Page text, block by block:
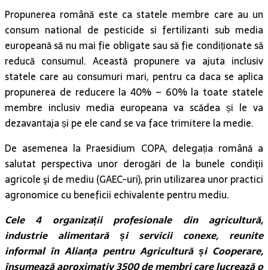
Propunerea română este ca statele membre care au un
consum national de pesticide si fertilizanti sub media
europeană să nu mai fie obligate sau să fie condiționate să
reducă consumul. Această propunere va ajuta inclusiv
statele care au consumuri mari, pentru ca daca se aplica
propunerea de reducere la 40% – 60% la toate statele
membre inclusiv media europeana va scădea și le va
dezavantaja și pe ele cand se va face trimitere la medie.
De asemenea la Praesidium COPA, delegația română a
salutat perspectiva unor derogări de la bunele condiţii
agricole şi de mediu (GAEC-uri), prin utilizarea unor practici
agronomice cu beneficii echivalente pentru mediu.
Cele 4 organizații profesionale din agricultură,
industrie alimentară și servicii conexe, reunite
informal în Alianța pentru Agricultură și Cooperare,
însumează aproximativ 3500 de membri care lucrează o